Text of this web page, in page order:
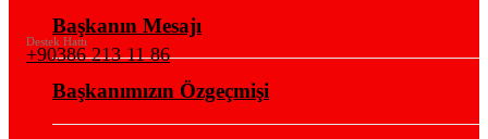
Destek Hattı
+90386 213 11 86
Başkanın Mesajı
Başkanımızın Özgeçmişi